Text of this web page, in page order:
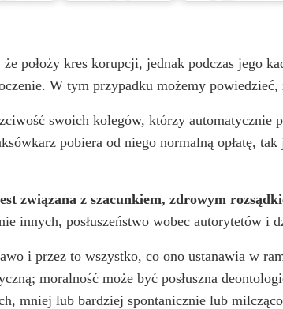
położy kres korupcji, jednak podczas jego
W tym przypadku możemy powiedzieć,
swoich kolegów, którzy automatycznie
pobiera od niego normalną opłatę,
związana z szacunkiem, zdrowym
innych, posłuszeństwo wobec autorytetów i
i przez to wszystko, co ono ustanawia w
moralność może być posłuszna
mniej lub bardziej spontanicznie lub